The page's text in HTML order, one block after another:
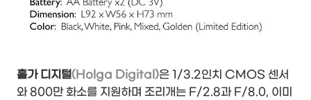
홀가 디지털(Holga Digital)은 1/3.2인치 CMOS 센서
와 800만 화소를 지원하며 조리개는 F/2.8과 F/8.0, 이미